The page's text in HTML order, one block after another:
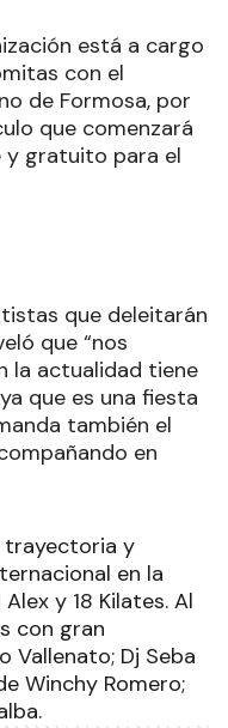
está a cargo
con el
de Formosa, por
que comenzará
y gratuito para el
que deleitarán
que “nos
la actualidad tiene
que es una fiesta
también el
en
trayectoria y
en la
y 18 Kilates. Al
con gran
Vallenato; Dj Seba
Winchy Romero;